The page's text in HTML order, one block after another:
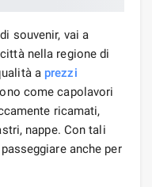
souvenir, vai a
nella regione di
a prezzi
come capolavori
ricamati,
nappe. Con tali
anche per